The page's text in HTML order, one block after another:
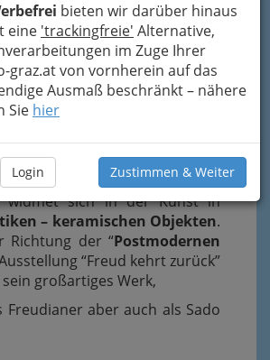
bieten wir darüber hinaus
eine 'trackingfreie' Alternative,
im Zuge Ihrer
graz.at von vornherein auf das
Ausmaß beschränkt – nähere
Sie hier
Login Zustimmen & Weiter
ist im Wesentlichen
widmet sich in der Kunst in
– keramischen Objekten.
Richtung der “Postmodernen
“Freud kehrt zurück”
großartiges Werk,
Freudianer aber auch als Sado